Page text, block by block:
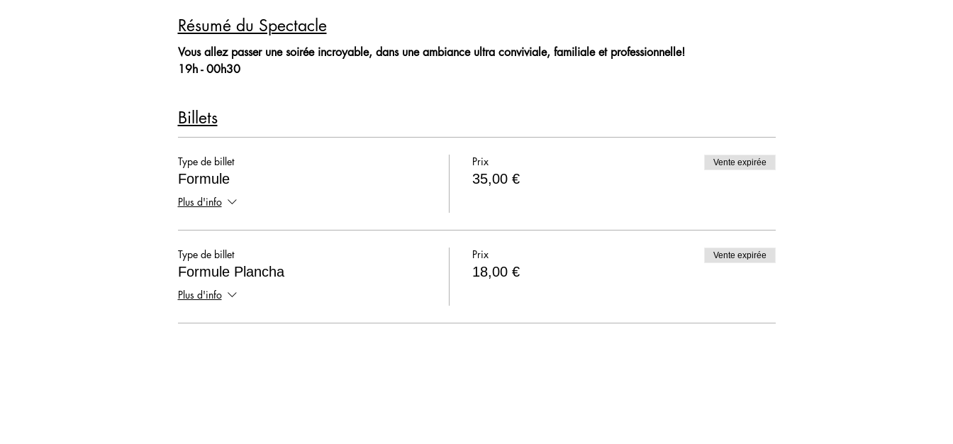
Résumé du Spectacle
Vous allez passer une soirée incroyable, dans une ambiance ultra conviviale, familiale et professionnelle!
19h - 00h30
Billets
Type de billet
Formule
Plus d'info
Prix
35,00 €
Vente expirée
Type de billet
Formule Plancha
Plus d'info
Prix
18,00 €
Vente expirée